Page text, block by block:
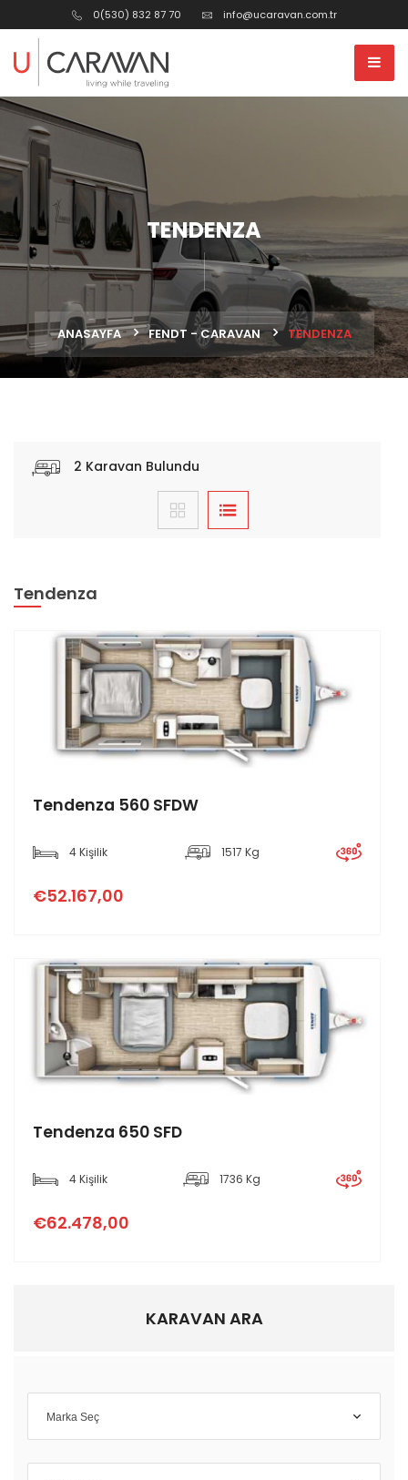
0(530) 832 87 70 info@ucaravan.com.tr
TENDENZA
ANASAYFA FENDT - CARAVAN TENDENZA
2 Karavan Bulundu
Tendenza
Tendenza 560 SFDW
4 Kişilik 1517 Kg
€52.167,00
Tendenza 650 SFD
4 Kişilik 1736 Kg
€62.478,00
KARAVAN ARA
Marka Seç